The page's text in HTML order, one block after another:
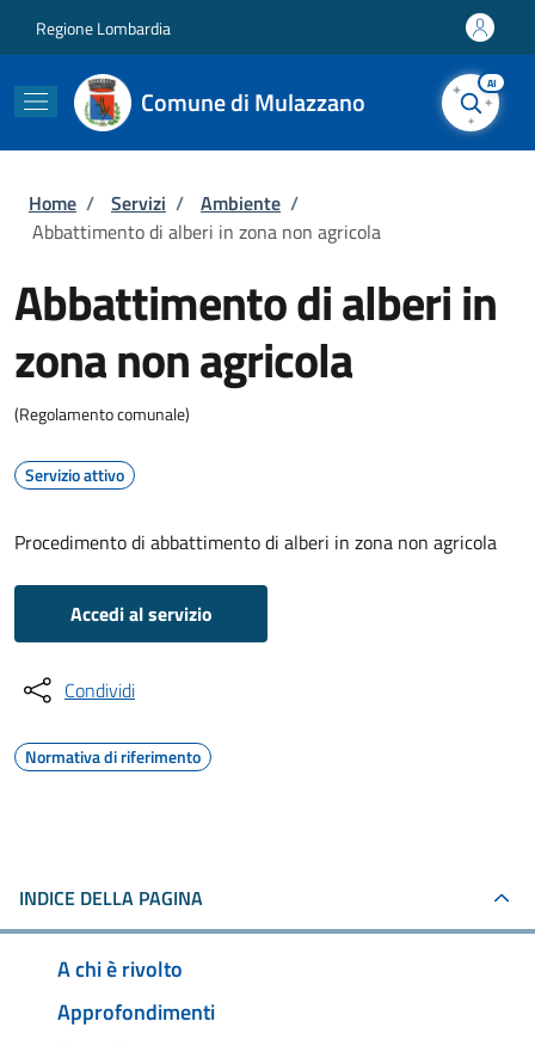
Regione Lombardia
Comune di Mulazzano
AI
Briciole di pane
Home / Servizi / Ambiente /
Abbattimento di alberi in zona non agricola
Abbattimento di alberi in
zona non agricola
(Regolamento comunale)
Servizio attivo
Procedimento di abbattimento di alberi in zona non agricola
Accedi al servizio
Condividi
Normativa di riferimento
INDICE DELLA PAGINA
A chi è rivolto
Approfondimenti